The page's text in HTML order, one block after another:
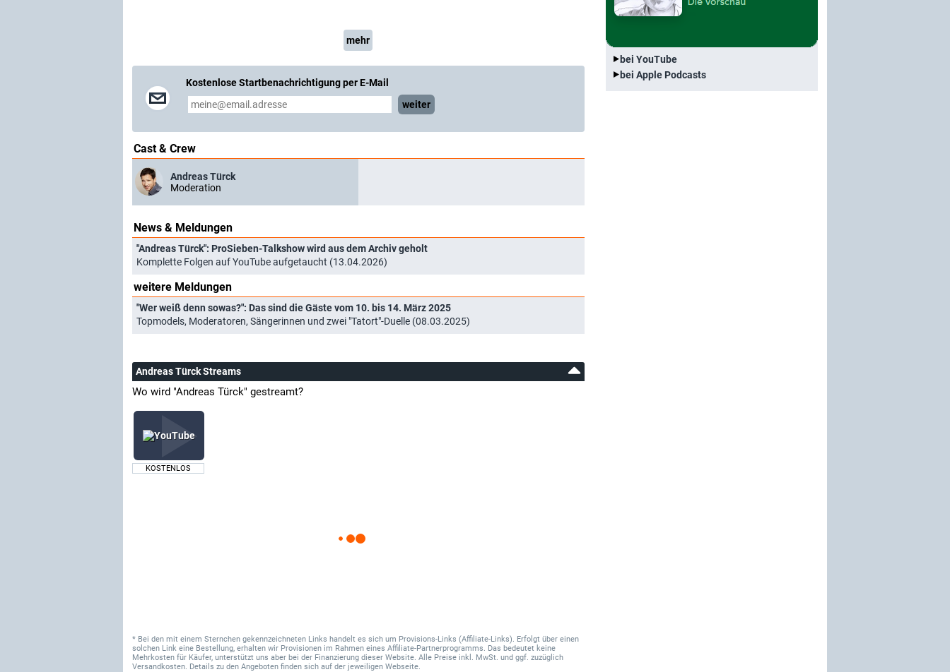
mehr
Kostenlose Startbenachrichtigung per E-Mail
weiter
Cast & Crew
Andreas Türck
Moderation
News & Meldungen
"Andreas Türck": ProSieben-Talkshow wird aus dem Archiv geholt
Komplette Folgen auf YouTube aufgetaucht (13.04.2026)
weitere Meldungen
"Wer weiß denn sowas?": Das sind die Gäste vom 10. bis 14. März 2025
Topmodels, Moderatoren, Sängerinnen und zwei "Tatort"-Duelle (08.03.2025)
Andreas Türck Streams
Wo wird "Andreas Türck" gestreamt?
KOSTENLOS
* Bei den mit einem Sternchen gekennzeichneten Links handelt es sich um Provisions-Links (Affiliate-Links). Erfolgt über einen
solchen Link eine Bestellung, erhalten wir Provisionen im Rahmen eines Affiliate-Partnerprogramms. Das bedeutet keine
Mehrkosten für Käufer, unterstützt uns aber bei der Finanzierung dieser Website. Alle Preise inkl. MwSt. und ggf. zuzüglich
Versandkosten. Details zu den Angeboten finden sich auf der jeweiligen Webseite.
bei YouTube
bei Apple Podcasts